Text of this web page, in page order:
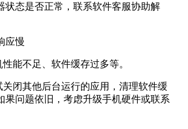
状态是否正常，联系软件客服协助解
应慢
能不足、软件缓存过多等。
闭其他后台运行的应用，清理软件缓
果问题依旧，考虑升级手机硬件或联系